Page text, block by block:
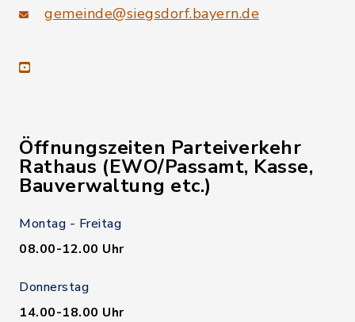
gemeinde@siegsdorf.bayern.de
youtube
Öffnungszeiten Parteiverkehr
Rathaus (EWO/Passamt, Kasse,
Bauverwaltung etc.)
Montag - Freitag
08.00-12.00 Uhr
Donnerstag
14.00-18.00 Uhr